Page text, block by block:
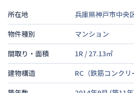
所在地
兵庫県神戸市中央
物件種別
マンション
間取り・面積
1R / 27.13㎡
建物構造
RC（鉄筋コンクリ